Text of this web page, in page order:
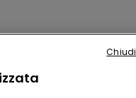
Chiudi